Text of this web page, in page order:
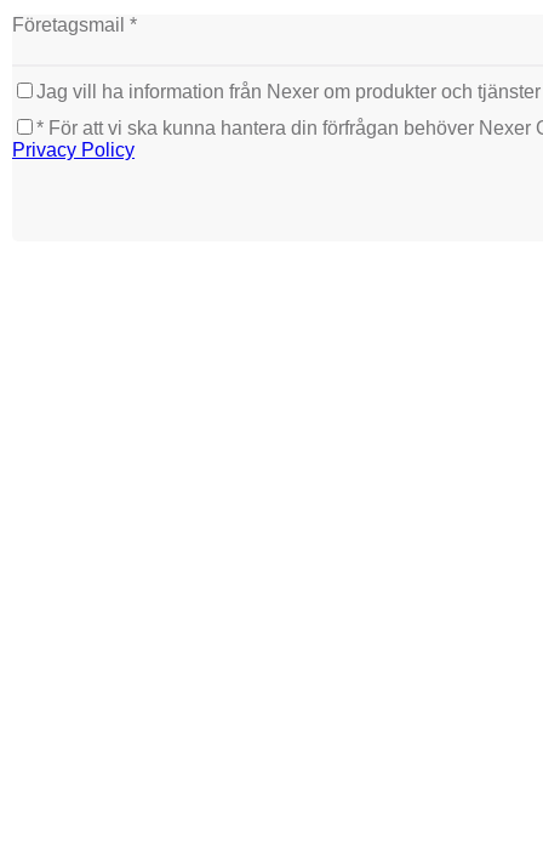
Företagsmail *
Jag vill ha information från Nexer om produkter och tjänster
* För att vi ska kunna hantera din förfrågan behöver
Privacy Policy